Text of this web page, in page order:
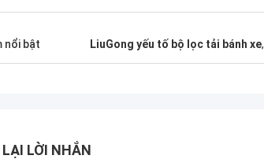
nổi bật LiuGong yếu tố bộ lọc tải bánh xe,
LỜI NHẮN